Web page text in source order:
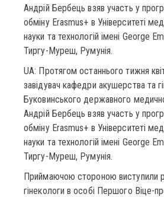
Андрій Бербець взяв участь у
обміну Erasmus+ в Університеті
науки та технологій імені George
Тиргу-Муреш, Румунія.
UA: Протягом останнього тижня
завідувач кафедри акушерства та
Буковинського державного
Андрій Бербець взяв участь у
обміну Erasmus+ в Університеті
науки та технологій імені George
Тиргу-Муреш, Румунія.
Приймаючою стороною виступили
гінекологи в особі Першого Віце-